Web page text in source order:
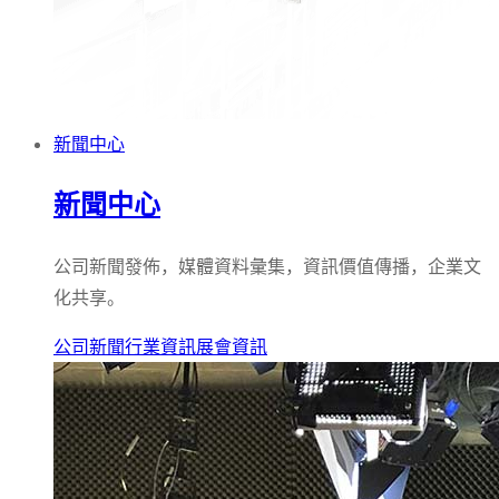
新聞中心
新聞中心
公司新聞發佈，媒體資料彙集，資訊價值傳播，企業文
化共享。
公司新聞行業資訊展會資訊